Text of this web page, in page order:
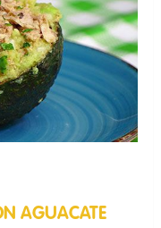
AGUACATE